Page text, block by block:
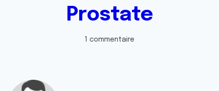
Prostate
1 commentaire